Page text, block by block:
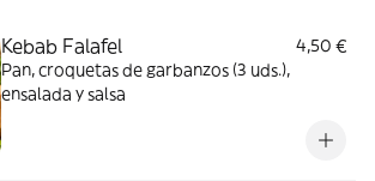
Kebab Falafel
4,50 €
Pan, croquetas de garbanzos (3 uds.),
ensalada y salsa